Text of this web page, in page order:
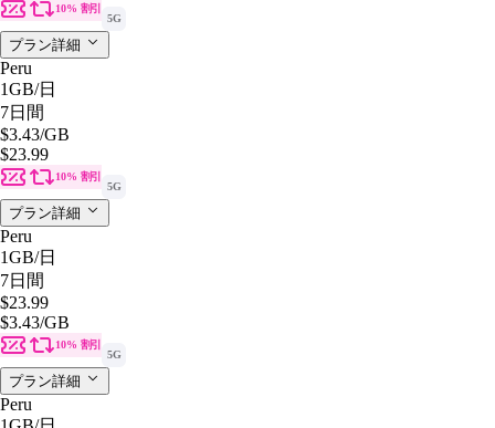
10% 割引
5G
プラン詳細
Peru
1GB/日
7日間
$3.43/GB
$23.99
10% 割引
5G
プラン詳細
Peru
1GB/日
7日間
$23.99
$3.43/GB
10% 割引
5G
プラン詳細
Peru